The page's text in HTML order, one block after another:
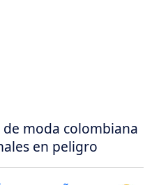
de moda colombiana
en peligro